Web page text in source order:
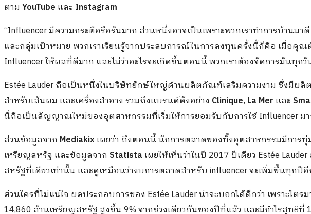
ตาม YouTube และ Instagram
“Influencer มีความกระตือรือร้นมาก ส่วนหนึ่งอาจเป็นเพราะพวกเราทำการบ้านม
และกลุ่มเป้าหมาย พวกเราเรียนรู้จากประสบการณ์ในการลงทุนครั้งนี้ก็คือ เมื่อคุ
Influencer ให้ผลที่ดีมาก และไม่ว่าอะไรจะเกิดขึ้นตอนนี้ พวกเราต้องจัดการมันทุกวั
Estée Lauder ถือเป็นหนึ่งในบริษัทยักษ์ใหญ่ด้านผลิตภัณฑ์เสริมความงาม ซึ่งมี
สำหรับเส้นผม และเครื่องสำอาง รวมถึงแบรนด์ดังอย่าง Clinique, La Mer และ
นี่ถือเป็นสัญญาณใหม่ของอุตสาหกรรมที่เริ่มให้การยอมรับกับการใช้ Influencer ม
ส่วนข้อมูลจาก Mediakixเผยว่า ถึงตอนนี้ นักการตลาดของทั้งอุตสาหกรรมมีการทุ่
เหรียญสหรัฐ และข้อมูลจาก Statista เผยให้เห็นว่าในปี 2017 ปีเดียว Estée
สหรัฐที่เดียวเท่านั้น และดูเหมือนว่างบการตลาดสำหรับ influencer จะเพิ่มขึ้นทุกปี
ส่วนใครที่ไม่แน่ใจ ผลประกอบการของ Estée Lauder น่าจะบอกได้ดีกว่า เพราะไต
14,860 ล้านเหรียญสหรัฐ สูงขึ้น 9% จากช่วงเดียวกันของปีที่แล้ว และมีกำไรสุทธิ